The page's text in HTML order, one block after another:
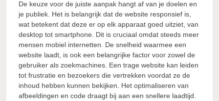
De keuze voor de juiste aanpak hangt af van je doelen en
je publiek. Het is belangrijk dat de website responsief is,
wat betekent dat deze er op elk apparaat goed uitziet, van
desktop tot smartphone. Dit is cruciaal omdat steeds meer
mensen mobiel internetten. De snelheid waarmee een
website laadt, is ook een belangrijke factor voor zowel de
gebruiker als zoekmachines. Een trage website kan leiden
tot frustratie en bezoekers die vertrekken voordat ze de
inhoud hebben kunnen bekijken. Het optimaliseren van
afbeeldingen en code draagt bij aan een snellere laadtijd.